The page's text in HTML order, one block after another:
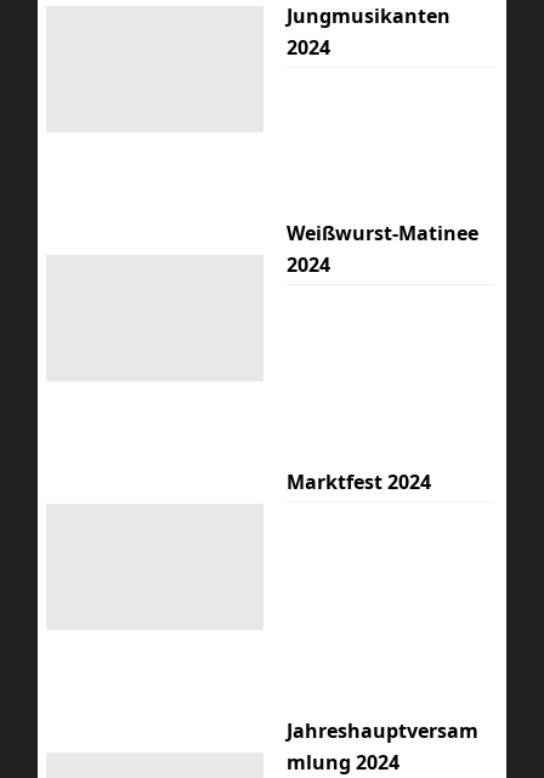
Jungmusikanten
2024
Weißwurst-Matinee
2024
Marktfest 2024
Jahreshauptversam
mlung 2024